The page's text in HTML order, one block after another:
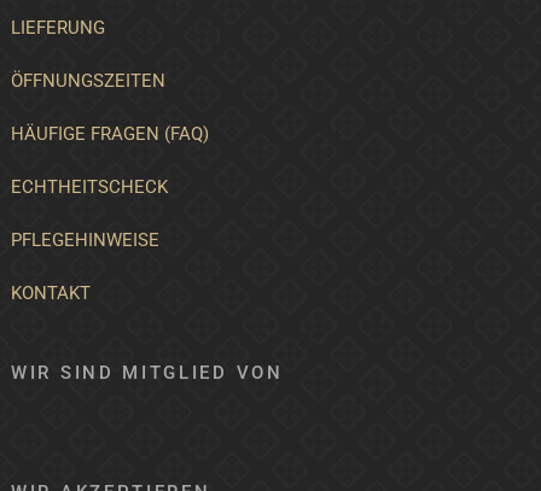
LIEFERUNG
ÖFFNUNGSZEITEN
HÄUFIGE FRAGEN (FAQ)
ECHTHEITSCHECK
PFLEGEHINWEISE
KONTAKT
WIR SIND MITGLIED VON